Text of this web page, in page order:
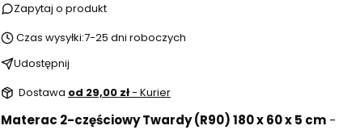
Zapytaj o produkt
Czas wysyłki:7-25 dni roboczych
Udostępnij
Dostawa od 29,00 zł- Kurier
Materac 2-częściowy Twardy (R90) 180 x 60 x 5 cm -